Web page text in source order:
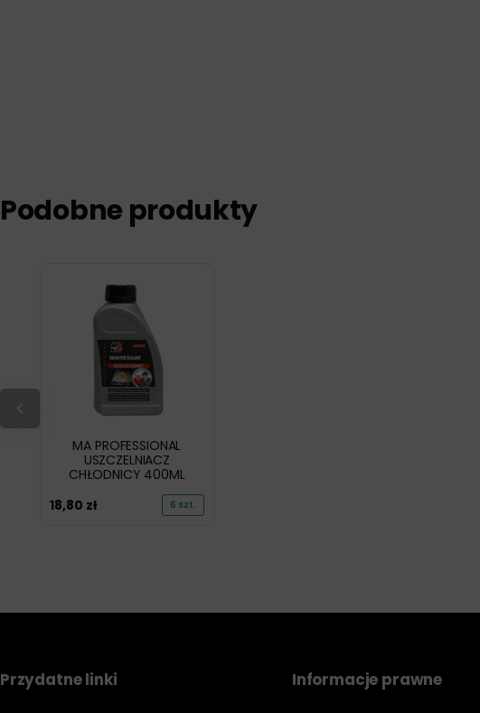
Podobne produkty
MA PROFESSIONAL
USZCZELNIACZ
CHŁODNICY 400ML
18,80 zł 6 szt.
Przydatne linki Informacje prawne